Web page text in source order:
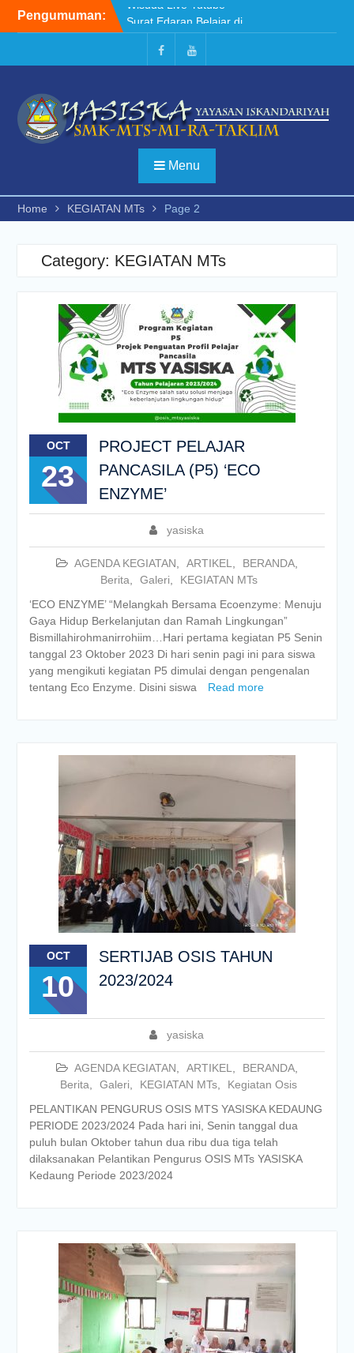
Pengumuman:
Surat Edaran Belajar di
rumah SMK YASISKA
KEJUARAAN PENCAK
SILAT TINGKAT NASIONAL
Wisuda Live Yutube
FacebookYoutube
Menu
Home KEGIATAN MTs Page 2
Category: KEGIATAN MTs
OCT
23
PROJECT PELAJAR
PANCASILA (P5) ‘ECO
ENZYME’
yasiska
AGENDA KEGIATAN ARTIKEL BERANDA,
Berita
Galeri
KEGIATAN MTs
‘ECO ENZYME’ “Melangkah Bersama Ecoenzyme: Menuju
Gaya Hidup Berkelanjutan dan Ramah Lingkungan”
Bismillahirohmanirrohiim…Hari pertama kegiatan P5 Senin
tanggal 23 Oktober 2023 Di hari senin pagi ini para siswa
yang mengikuti kegiatan P5 dimulai dengan pengenalan
tentang Eco Enzyme. Disini siswa
Read more
OCT
10
SERTIJAB OSIS TAHUN
2023/2024
yasiska
AGENDA KEGIATAN ARTIKEL BERANDA,
Berita
Galeri KEGIATAN MTs
Kegiatan Osis
PELANTIKAN PENGURUS OSIS MTS YASISKA KEDAUNG
PERIODE 2023/2024 Pada hari ini, Senin tanggal dua
puluh bulan Oktober tahun dua ribu dua tiga telah
dilaksanakan Pelantikan Pengurus OSIS MTs YASISKA
Kedaung Periode 2023/2024